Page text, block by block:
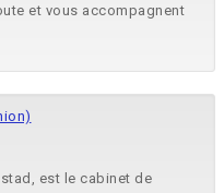
et vous accompagnent
est le cabinet de